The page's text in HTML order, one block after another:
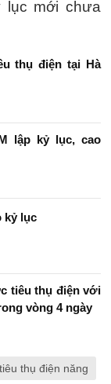
lục mới chưa
thụ điện tại Hà
lập kỷ lục, cao
kỷ lục
tiêu thụ điện với
vòng 4 ngày
tiêu thụ điện năng